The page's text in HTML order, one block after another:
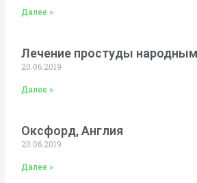
Далее »
Лечение простуды
20.06.2019
Далее »
Оксфорд, Англия
20.06.2019
Далее »